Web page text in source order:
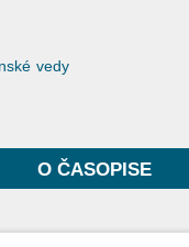
vedy
O ČASOPISE